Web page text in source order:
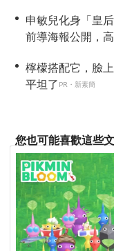
申敏兒化身「皇
前導海報公開，
檸檬搭配它，臉
平坦了 PR・新素簡
您也可能喜歡這些